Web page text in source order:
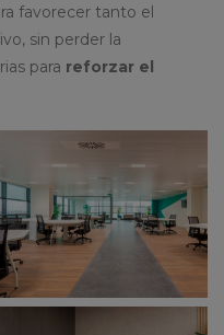
favorecer tanto el
sin perder la
para reforzar el